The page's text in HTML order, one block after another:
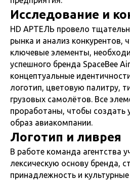
Исследование и
HD АРТЕЛЬ провело
рынка и анализ конкурентов,
ключевые элементы,
успешного бренда SpaceBee
концептуальные
логотип, цветовую палитру,
грузовых самолётов. Все
проработаны, чтобы создать
образ авиакомпании.
Логотип и ливрея
В работе команда агентства
лексическую основу бренда,
принадлежность и